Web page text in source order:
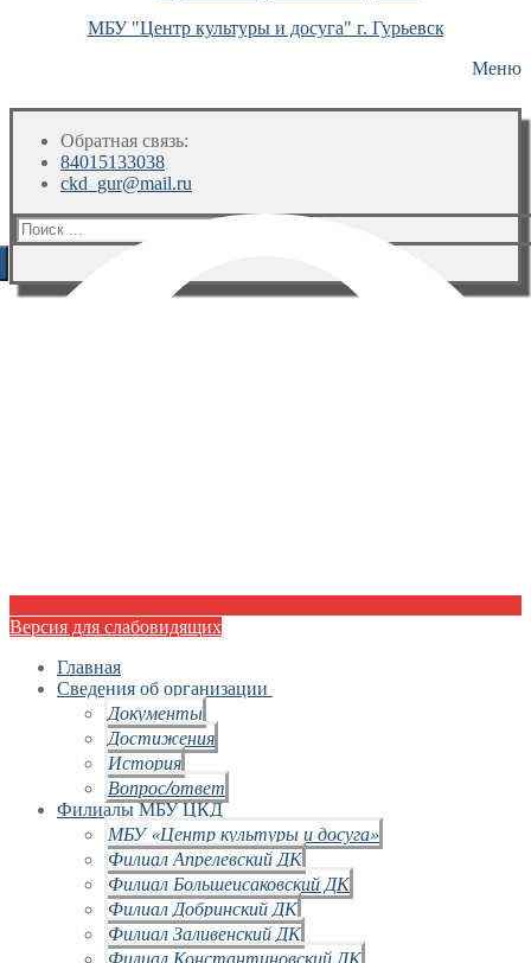
МБУ "Центр культуры и досуга" г. Гурьевск
Меню
Обратная связь:
84015133038
ckd_gur@mail.ru
Искать:
Версия для слабовидящих
Главная
Сведения об организации
Документы
Достижения
История
Вопрос/ответ
Филиалы МБУ ЦКД
МБУ «Центр культуры и досуга»
Филиал Апрелевский ДК
Филиал Большеисаковский ДК
Филиал Добринский ДК
Филиал Заливенский ДК